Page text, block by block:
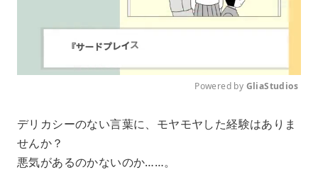
u
Powered by GliaStudios
デリカシーのない言葉に、モヤモヤした経験はありま
せんか？
悪気があるのかないのか……。